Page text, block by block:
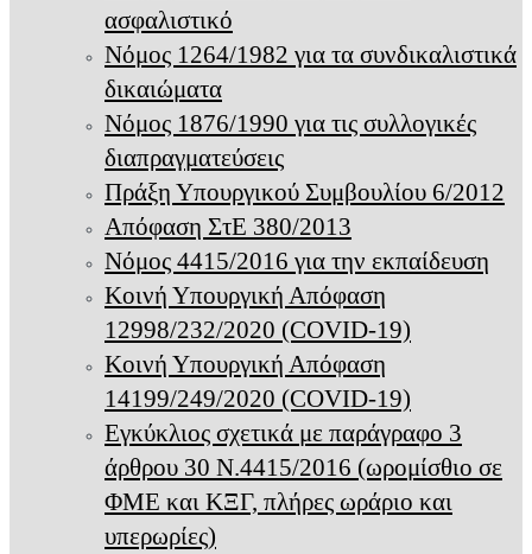
ασφαλιστικό
Νόμος 1264/1982 για τα συνδικαλιστικά
δικαιώματα
Νόμος 1876/1990 για τις συλλογικές
διαπραγματεύσεις
Πράξη Υπουργικού Συμβουλίου 6/2012
Απόφαση ΣτΕ 380/2013
Νόμος 4415/2016 για την εκπαίδευση
Κοινή Υπουργική Απόφαση
12998/232/2020 (COVID-19)
Κοινή Υπουργική Απόφαση
14199/249/2020 (COVID-19)
Εγκύκλιος σχετικά με παράγραφο 3
άρθρου 30 Ν.4415/2016 (ωρομίσθιο σε
ΦΜΕ και ΚΞΓ, πλήρες ωράριο και
υπερωρίες)